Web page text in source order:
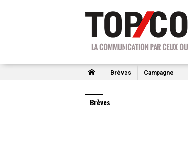
Brèves Campagne
Brèves